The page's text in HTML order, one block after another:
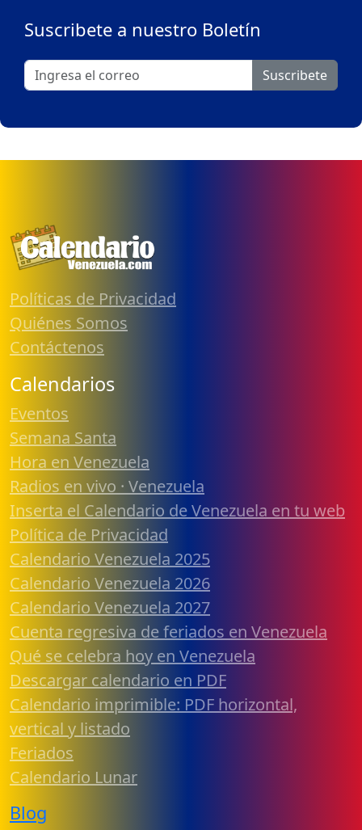
Suscribete a nuestro Boletín
Suscribete
Políticas de Privacidad
Quiénes Somos
Contáctenos
Calendarios
Eventos
Semana Santa
Hora en Venezuela
Radios en vivo · Venezuela
Inserta el Calendario de Venezuela en tu web
Política de Privacidad
Calendario Venezuela 2025
Calendario Venezuela 2026
Calendario Venezuela 2027
Cuenta regresiva de feriados en Venezuela
Qué se celebra hoy en Venezuela
Descargar calendario en PDF
Calendario imprimible: PDF horizontal,
vertical y listado
Feriados
Calendario Lunar
Blog